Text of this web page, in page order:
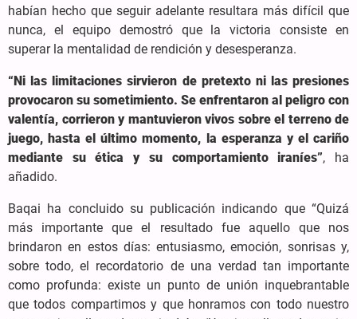
habían hecho que seguir adelante resultara más difícil que
nunca, el equipo demostró que la victoria consiste en
superar la mentalidad de rendición y desesperanza.
“Ni las limitaciones sirvieron de pretexto ni las presiones
provocaron su sometimiento. Se enfrentaron al peligro con
valentía, corrieron y mantuvieron vivos sobre el terreno de
juego, hasta el último momento, la esperanza y el cariño
mediante su ética y su comportamiento iraníes”, ha
añadido.
Baqai ha concluido su publicación indicando que “Quizá
más importante que el resultado fue aquello que nos
brindaron en estos días: entusiasmo, emoción, sonrisas y,
sobre todo, el recordatorio de una verdad tan importante
como profunda: existe un punto de unión inquebrantable
que todos compartimos y que honramos con todo nuestro